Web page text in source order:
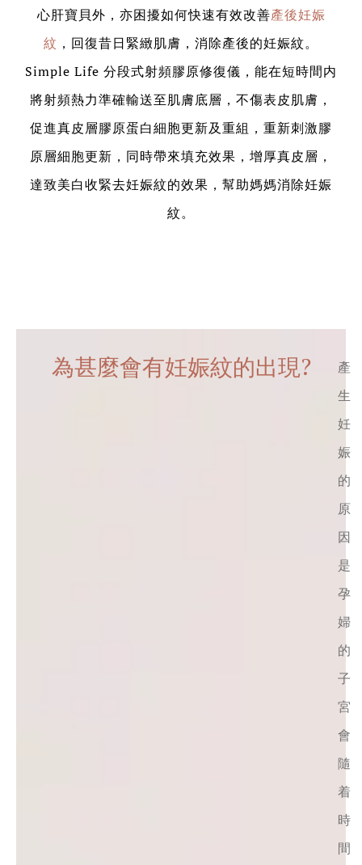
心肝寶貝外，亦困擾如何快速有效改善產後妊娠
紋 ，回復昔日緊緻肌膚，消除產後的妊娠紋。
Simple Life 分段式射頻膠原修復儀，能在短時間内
將射頻熱力準確輸送至肌膚底層，不傷表皮肌膚，
促進真皮層膠原蛋白細胞更新及重組，重新刺激膠
原層細胞更新，同時帶來填充效果，增厚真皮層，
達致美白收緊去妊娠紋的效果，幫助媽媽消除妊娠
紋。
為甚麼會有妊娠紋的出現?
產
生
妊
娠
的
原
因
是
孕
婦
的
子
宮
會
隨
着
時
間